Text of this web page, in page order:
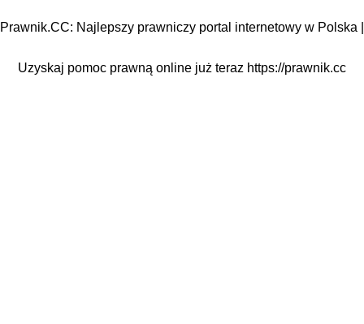
Prawnik.CC: Najlepszy prawniczy portal internetowy w Polska |
Uzyskaj pomoc prawną online już teraz https://prawnik.cc